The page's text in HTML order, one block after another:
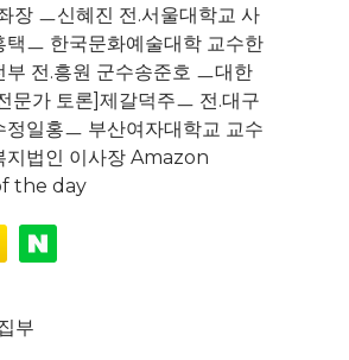
장 ㅡ신혜진 전.서울대학교 사
택ㅡ 한국문화예술대학 교수한
부 전.흥원 군수송준호 ㅡ대한
문가 토론]제갈덕주ㅡ 전.대구
일홍ㅡ 부산여자대학교 교수
지법인 이사장 Amazon
the day
부